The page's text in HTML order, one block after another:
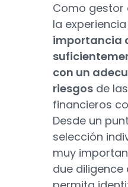
Como gestor
la
importancia
con un
riesgos de
financieros
Desde un
selección
muy
due